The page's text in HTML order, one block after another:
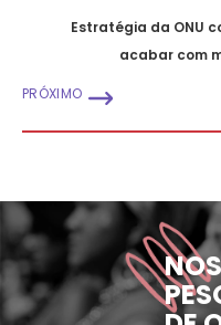
Estratégia da ONU
acabar com
PRÓXIMO